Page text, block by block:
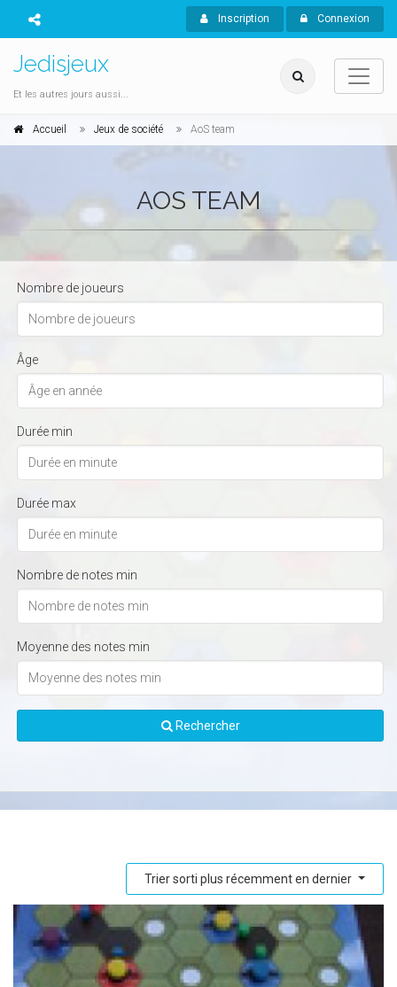
Inscription Connexion
Jedisjeux
Et les autres jours aussi...
Accueil Jeux de société AoS team
AOS TEAM
Nombre de joueurs
Âge
Durée min
Durée max
Nombre de notes min
Moyenne des notes min
Rechercher
Trier sorti plus récemment en dernier